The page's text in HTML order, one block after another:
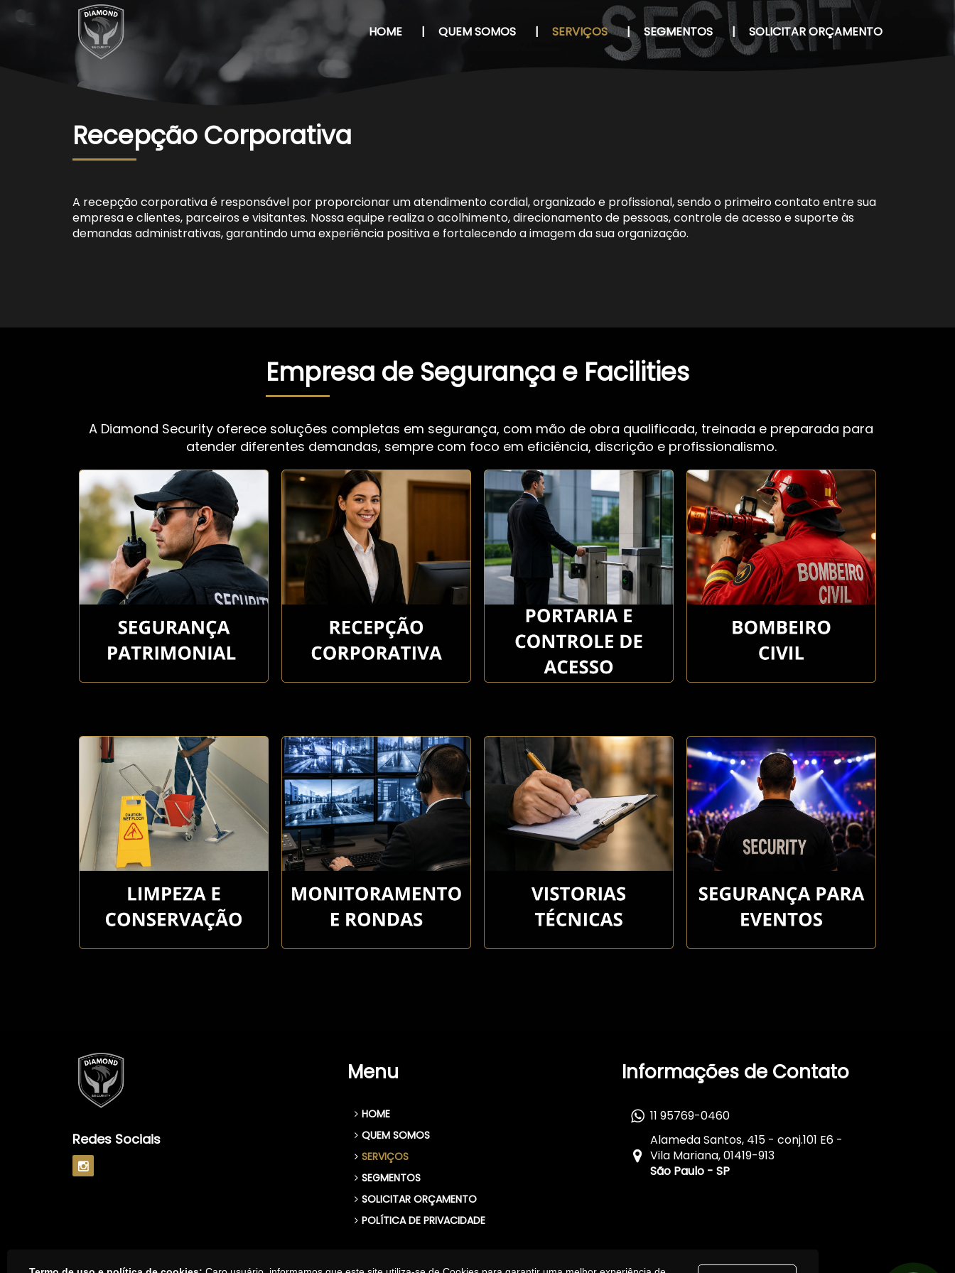
HOME | QUEM SOMOS | SERVIÇOS | SEGMENTOS | SOLICITAR ORÇAMENTO
Recepção Corporativa
A recepção corporativa é responsável por proporcionar um atendimento cordial, organizado e profissional, sendo o primeiro contato entre sua
empresa e clientes, parceiros e visitantes. Nossa equipe realiza o acolhimento, direcionamento de pessoas, controle de acesso e suporte às
demandas administrativas, garantindo uma experiência positiva e fortalecendo a imagem da sua organização.
Empresa de Segurança e Facilities
A Diamond Security oferece soluções completas em segurança, com mão de obra qualificada, treinada e preparada para
atender diferentes demandas, sempre com foco em eficiência, discrição e profissionalismo.
Redes Sociais
Menu
HOME
QUEM SOMOS
SERVIÇOS
SEGMENTOS
SOLICITAR ORÇAMENTO
POLÍTICA DE PRIVACIDADE
Informações de Contato
11 95769-0460
Alameda Santos, 415 - conj.101 E6 -
Vila Mariana, 01419-913
São Paulo - SP